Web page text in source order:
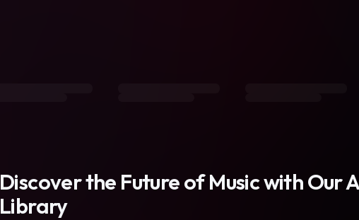
Discover the Future of Music with Our
Library